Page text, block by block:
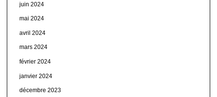
juin 2024
mai 2024
avril 2024
mars 2024
février 2024
janvier 2024
décembre 2023